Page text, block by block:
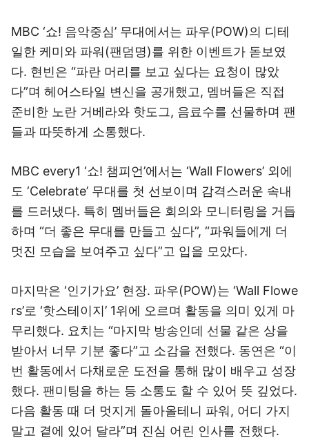
MBC ‘쇼! 음악중심’ 무대에서는 파우(POW)의 디테
일한 케미와 파워(팬덤명)를 위한 이벤트가 돋보였
다. 현빈은 “파란 머리를 보고 싶다는 요청이 많았
다”며 헤어스타일 변신을 공개했고, 멤버들은 직접
준비한 노란 거베라와 핫도그, 음료수를 선물하며 팬
들과 따뜻하게 소통했다.
MBC every1 ‘쇼! 챔피언’에서는 ‘Wall Flowers’ 외에
도 ‘Celebrate’ 무대를 첫 선보이며 감격스러운 속내
를 드러냈다. 특히 멤버들은 회의와 모니터링을 거듭
하며 “더 좋은 무대를 만들고 싶다”, “파워들에게 더
멋진 모습을 보여주고 싶다”고 입을 모았다.
마지막은 ‘인기가요’ 현장. 파우(POW)는 ‘Wall Flowe
rs’로 ‘핫스테이지’ 1위에 오르며 활동을 의미 있게 마
무리했다. 요치는 “마지막 방송인데 선물 같은 상을
받아서 너무 기분 좋다”고 소감을 전했다. 동연은 “이
번 활동에서 다채로운 도전을 통해 많이 배우고 성장
했다. 팬미팅을 하는 등 소통도 할 수 있어 뜻 깊었다.
다음 활동 때 더 멋지게 돌아올테니 파워, 어디 가지
말고 곁에 있어 달라”며 진심 어린 인사를 전했다.